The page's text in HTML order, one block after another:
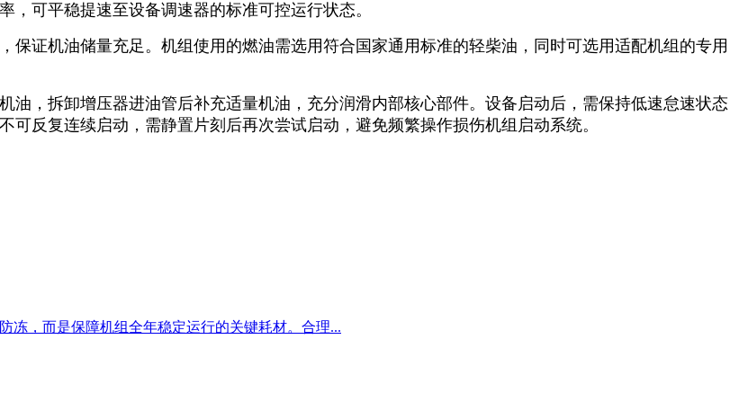
可平稳提速至设备调速器的标准可控运行状态。
保证机油储量充足。机组使用的燃油需选用符合国家通用标准的轻柴油，同时可选用适配机组的专用
油，拆卸增压器进油管后补充适量机油，充分润滑内部核心部件。设备启动后，需保持低速怠速状态
反复连续启动，需静置片刻后再次尝试启动，避免频繁操作损伤机组启动系统。
冻，而是保障机组全年稳定运行的关键耗材。合理...